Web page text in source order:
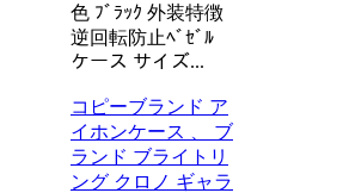
色 ﾌﾞﾗｯｸ 外装特徴
逆回転防止ﾍﾞｾﾞﾙ
ケース サイズ...
コピーブランド ア
イホンケース 、 ブ
ランド ブライトリ
ング クロノ ギャラ